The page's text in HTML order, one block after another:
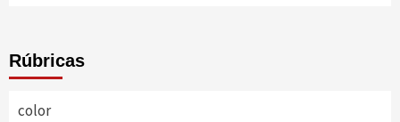
Rúbricas
color